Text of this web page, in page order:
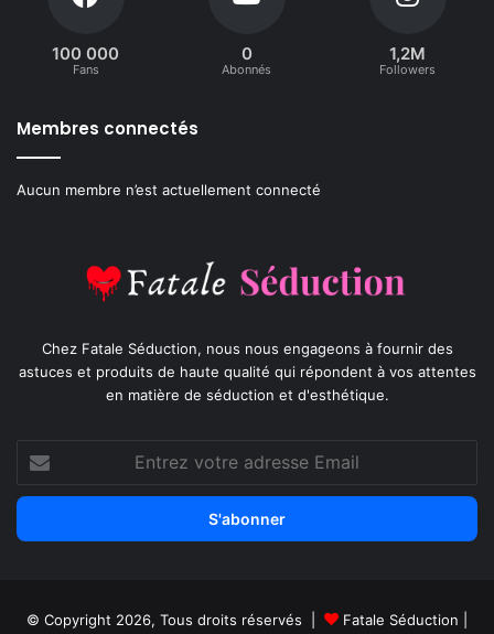
100 000
Fans
0
Abonnés
1,2M
Followers
Membres connectés
Aucun membre n’est actuellement connecté
Chez Fatale Séduction, nous nous engageons à fournir des
astuces et produits de haute qualité qui répondent à vos attentes
en matière de séduction et d'esthétique.
votre
adresse
© Copyright 2026, Tous droits réservés | Fatale Séduction